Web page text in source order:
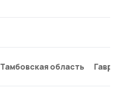
Тамбовская область